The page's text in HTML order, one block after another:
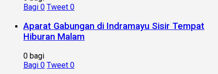
Bagi 0 Tweet 0
Aparat Gabungan di Indramayu Sisir Tempat
Hiburan Malam
0 bagi
Bagi 0 Tweet 0